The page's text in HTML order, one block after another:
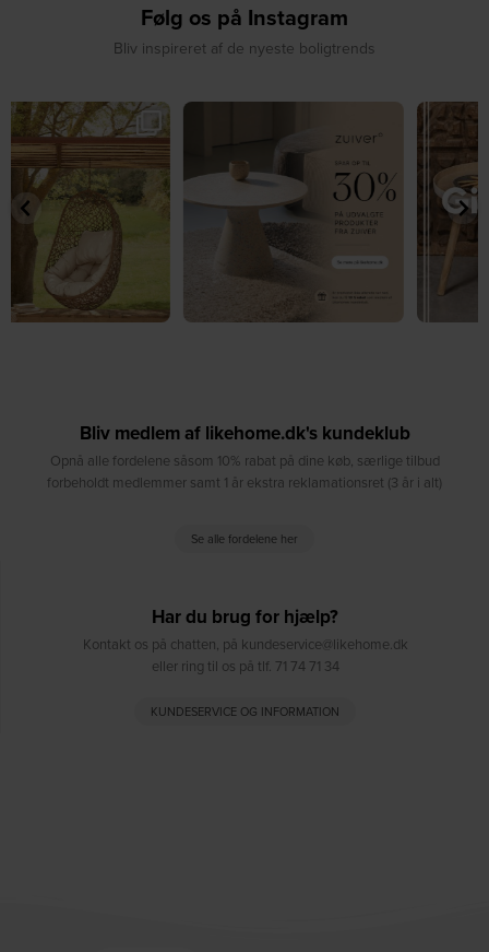
Følg os på Instagram
Bliv inspireret af de nyeste boligtrends
✨ Spar op til 30 % på udvalgte
produkter fra...
0
Vind det stilfulde Sasha...
236 256
Bliv medlem af likehome.dk's kundeklub
Opnå alle fordelene såsom 10% rabat på dine køb, særlige tilbud
forbeholdt medlemmer samt 1 år ekstra reklamationsret (3 år i alt)
Se alle fordelene her
Har du brug for hjælp?
Kontakt os på chatten, på kundeservice@likehome.dk
eller ring til os på tlf. 71 74 71 34
KUNDESERVICE OG INFORMATION